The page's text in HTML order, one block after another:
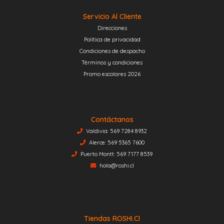
Servicio Al Cliente
Direcciones
Política de privacidad
Condiciones de despacho
Términos y condiciones
Promo escolares 2026
Contáctanos
Valdivia: 569 7284 8932
Alerce: 569 5365 7600
Puerto Montt: 569 7177 8539
hola@roshi.cl
Tiendas ROSHI.cl